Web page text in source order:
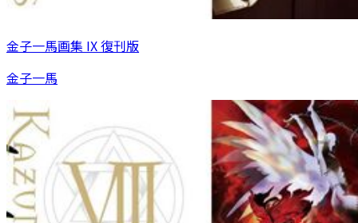
金子一馬画集 IX 復刊版
金子一馬